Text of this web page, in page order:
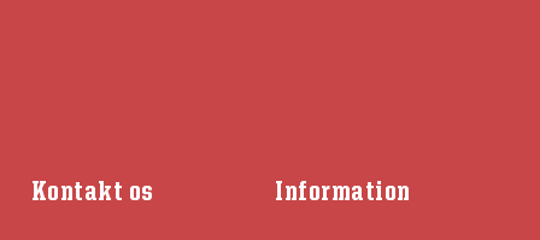
Kontakt os Information